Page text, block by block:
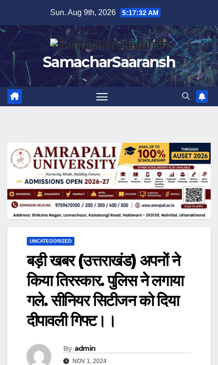
content
Sun. Aug 9th, 2026 5:17:33 AM
SamacharSaaransh
UNCATEGORIZED
बड़ी खबर (उत्तराखंड) अपनों ने
किया तिरस्कार. पुलिस ने लगाया
गले. सीनियर सिटीजन को दिया
दीपावली गिफ्ट।।
By admin
NOV 1, 2024